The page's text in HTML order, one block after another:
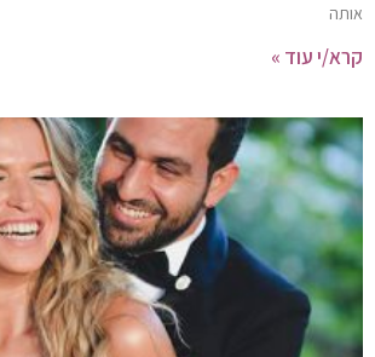
אותה
קרא/י עוד »